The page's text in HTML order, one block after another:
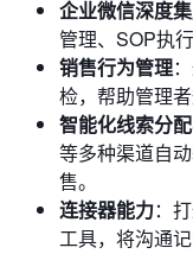
企业微信深度
管理、SOP执
销售行为管理
检，帮助管理
智能化线索分
等多种渠道自
售。
连接器能力：
工具，将沟通